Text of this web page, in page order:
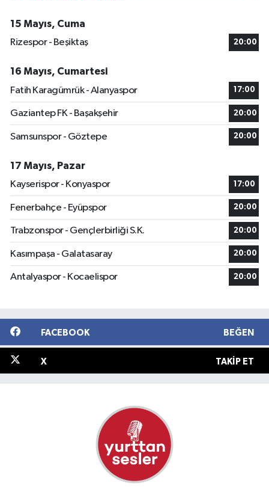
15 Mayıs, Cuma
Rizespor - Beşiktaş
20:00
16 Mayıs, Cumartesi
Fatih Karagümrük - Alanyaspor
17:00
Gaziantep FK - Başakşehir 20:00
Samsunspor - Göztepe 20:00
17 Mayıs, Pazar
Kayserispor - Konyaspor
17:00
Fenerbahçe - Eyüpspor 20:00
Trabzonspor - Gençlerbirliği S.K. 20:00
Kasımpaşa - Galatasaray 20:00
Antalyaspor - Kocaelispor 20:00
FACEBOOK BEĞEN
X TAKIP ET